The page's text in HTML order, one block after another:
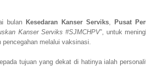
bulan Kesedaran Kanser Serviks, Pusat
Kanser Serviks #SJMCHPV”, untuk
pencegahan melalui vaksinasi.
tujuan yang dekat di hatinya ialah